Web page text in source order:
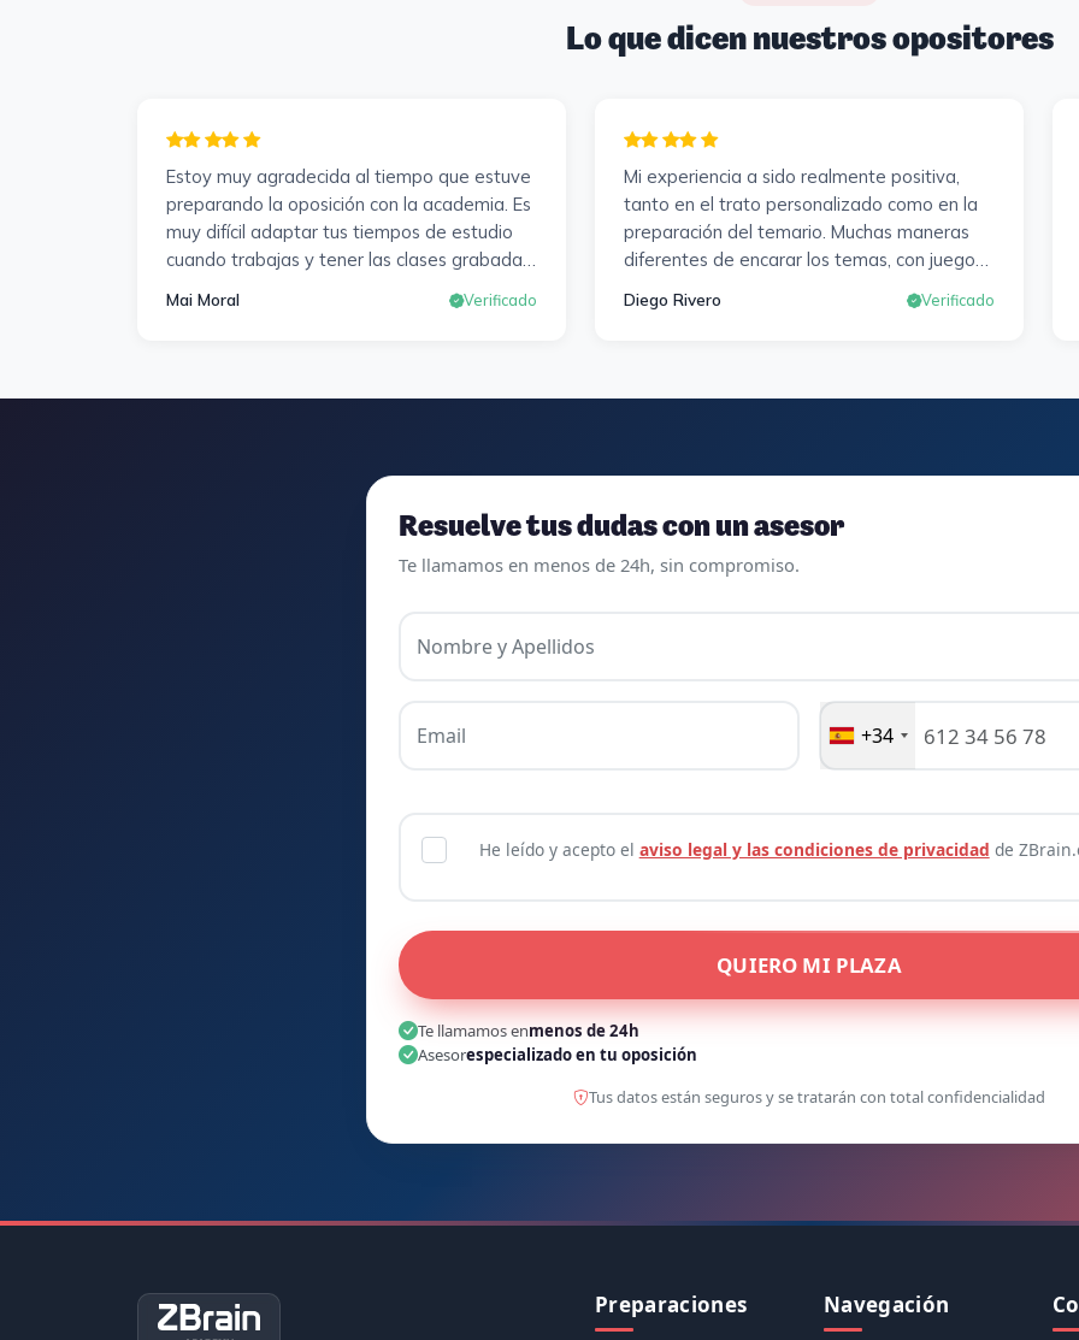
Lo que dicen nuestros opositores
Estoy muy agradecida al tiempo que estuve
preparando la oposición con la academia. Es
muy difícil adaptar tus tiempos de estudio
cuando trabajas y tener las clases grabadas
y poder visualizarlas en cualquier momento y
las veces que sea necesario, se agradece
invertir mucho, mucho tiempo, pero que
agradece. Incluso se ofrecieron a ayudarme
a buscar impugnaciones de preguntas del
examen para subir nota. Gracias Vanesa y
Mai Moral Verificado
Mi experiencia a sido realmente positiva,
tanto en el trato personalizado como en la
preparación del temario. Muchas maneras
diferentes de encarar los temas, con juegos ,
preparación y un temario muy al día. Una
Diego Rivero Verificado
Resuelve tus dudas con un asesor
Te llamamos en menos de 24h, sin compromiso.
Nombre y Apellidos
Email +34
He leído y acepto el aviso legal y las condiciones de privacidad de
QUIERO MI PLAZA
Te llamamos enmenos de 24h
Asesorespecializado en tu oposición
Tus datos están seguros y se tratarán con total confidencialidad
Preparaciones Navegación